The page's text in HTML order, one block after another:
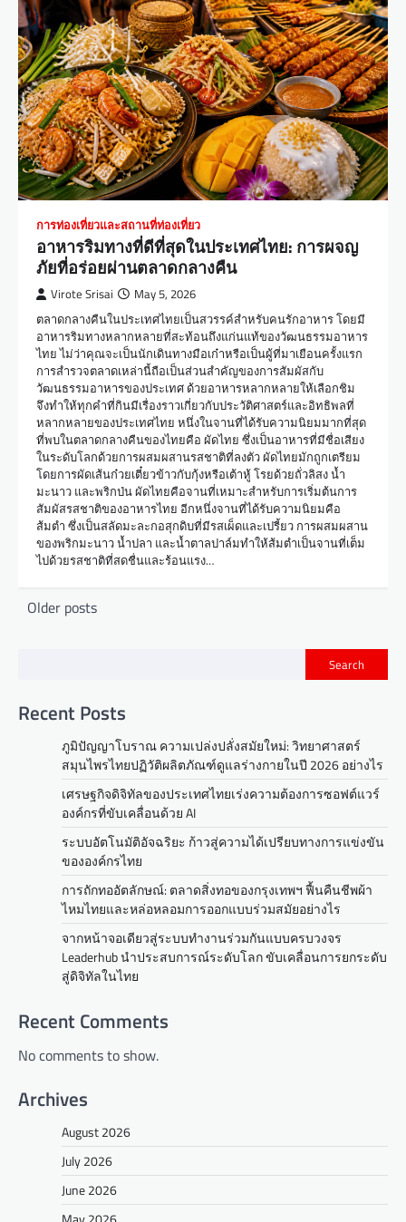
การท่องเที่ยวและสถานที่ท่องเที่ยว
อาหารริมทางที่ดีที่สุดในประเทศไทย: การผจญ
ภัยที่อร่อยผ่านตลาดกลางคืน
Virote Srisai May 5, 2026
ตลาดกลางคืนในประเทศไทยเป็นสวรรค์สำหรับคนรักอาหาร โดยมี
อาหารริมทางหลากหลายที่สะท้อนถึงแก่นแท้ของวัฒนธรรมอาหาร
ไทย ไม่ว่าคุณจะเป็นนักเดินทางมือเก๋าหรือเป็นผู้ที่มาเยือนครั้งแรก
การสำรวจตลาดเหล่านี้ถือเป็นส่วนสำคัญของการสัมผัสกับ
วัฒนธรรมอาหารของประเทศ ด้วยอาหารหลากหลายให้เลือกชิม
จึงทำให้ทุกคำที่กินมีเรื่องราวเกี่ยวกับประวัติศาสตร์และอิทธิพลที่
หลากหลายของประเทศไทย หนึ่งในจานที่ได้รับความนิยมมากที่สุด
ที่พบในตลาดกลางคืนของไทยคือ ผัดไทย ซึ่งเป็นอาหารที่มีชื่อเสียง
ในระดับโลกด้วยการผสมผสานรสชาติที่ลงตัว ผัดไทยมักถูกเตรียม
โดยการผัดเส้นก๋วยเตี๋ยวข้าวกับกุ้งหรือเต้าหู้ โรยด้วยถั่วลิสง น้ำ
มะนาว และพริกป่น ผัดไทยคือจานที่เหมาะสำหรับการเริ่มต้นการ
สัมผัสรสชาติของอาหารไทย อีกหนึ่งจานที่ได้รับความนิยมคือ
ส้มตำ ซึ่งเป็นสลัดมะละกอสุกดิบที่มีรสเผ็ดและเปรี้ยว การผสมผสาน
ของพริกมะนาว น้ำปลา และน้ำตาลปาล์มทำให้ส้มตำเป็นจานที่เต็ม
ไปด้วยรสชาติที่สดชื่นและร้อนแรง…
s
Older posts
Search
Recent Posts
ภูมิปัญญาโบราณ ความเปล่งปลั่งสมัยใหม่: วิทยาศาสตร์
สมุนไพรไทยปฏิวัติผลิตภัณฑ์ดูแลร่างกายในปี 2026 อย่างไร
เศรษฐกิจดิจิทัลของประเทศไทยเร่งความต้องการซอฟต์แวร์
องค์กรที่ขับเคลื่อนด้วย AI
ระบบอัตโนมัติอัจฉริยะ ก้าวสู่ความได้เปรียบทางการแข่งขัน
ขององค์กรไทย
การถักทออัตลักษณ์: ตลาดสิ่งทอของกรุงเทพฯ ฟื้นคืนชีพผ้า
ไหมไทยและหล่อหลอมการออกแบบร่วมสมัยอย่างไร
จากหน้าจอเดียวสู่ระบบทำงานร่วมกันแบบครบวงจร
Leaderhub นำประสบการณ์ระดับโลก ขับเคลื่อนการยกระดับ
สู่ดิจิทัลในไทย
Recent Comments
No comments to show.
Archives
August 2026
July 2026
June 2026